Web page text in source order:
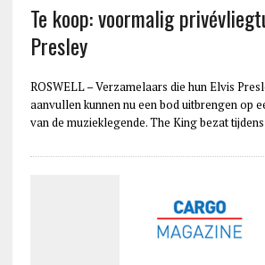
Te koop: voormalig
Presley
ROSWELL – Verzamelaars die hun Elvis
aanvullen kunnen nu een bod uitbrengen op
van de muzieklegende. The King bezat